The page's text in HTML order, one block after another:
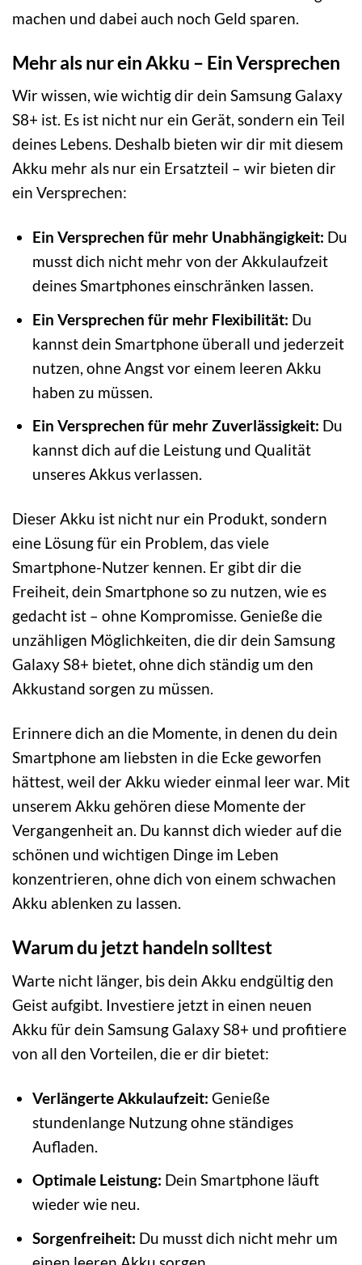
machen und dabei auch noch Geld sparen.
Mehr als nur ein Akku – Ein Versprechen
Wir wissen, wie wichtig dir dein Samsung Galaxy
S8+ ist. Es ist nicht nur ein Gerät, sondern ein Teil
deines Lebens. Deshalb bieten wir dir mit diesem
Akku mehr als nur ein Ersatzteil – wir bieten dir
ein Versprechen:
Ein Versprechen für mehr Unabhängigkeit: Du
musst dich nicht mehr von der Akkulaufzeit
deines Smartphones einschränken lassen.
Ein Versprechen für mehr Flexibilität: Du
kannst dein Smartphone überall und jederzeit
nutzen, ohne Angst vor einem leeren Akku
haben zu müssen.
Ein Versprechen für mehr Zuverlässigkeit: Du
kannst dich auf die Leistung und Qualität
unseres Akkus verlassen.
Dieser Akku ist nicht nur ein Produkt, sondern
eine Lösung für ein Problem, das viele
Smartphone-Nutzer kennen. Er gibt dir die
Freiheit, dein Smartphone so zu nutzen, wie es
gedacht ist – ohne Kompromisse. Genieße die
unzähligen Möglichkeiten, die dir dein Samsung
Galaxy S8+ bietet, ohne dich ständig um den
Akkustand sorgen zu müssen.
Erinnere dich an die Momente, in denen du dein
Smartphone am liebsten in die Ecke geworfen
hättest, weil der Akku wieder einmal leer war. Mit
unserem Akku gehören diese Momente der
Vergangenheit an. Du kannst dich wieder auf die
schönen und wichtigen Dinge im Leben
konzentrieren, ohne dich von einem schwachen
Akku ablenken zu lassen.
Warum du jetzt handeln solltest
Warte nicht länger, bis dein Akku endgültig den
Geist aufgibt. Investiere jetzt in einen neuen
Akku für dein Samsung Galaxy S8+ und profitiere
von all den Vorteilen, die er dir bietet:
Verlängerte Akkulaufzeit: Genieße
stundenlange Nutzung ohne ständiges
Aufladen.
Optimale Leistung: Dein Smartphone läuft
wieder wie neu.
Sorgenfreiheit: Du musst dich nicht mehr um